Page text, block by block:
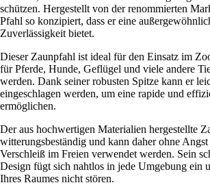
schützen. Hergestellt von der renommierten
Pfahl so konzipiert, dass er eine
Zuverlässigkeit bietet.
Dieser Zaunpfahl ist ideal für den Einsatz im
für Pferde, Hunde, Geflügel und viele andere
werden. Dank seiner robusten Spitze kann er
eingeschlagen werden, um eine rapide und
ermöglichen.
Der aus hochwertigen Materialien hergestellte
witterungsbeständig und kann daher ohne
Verschleiß im Freien verwendet werden. Sein
Design fügt sich nahtlos in jede Umgebung ein
Ihres Raumes nicht stören.